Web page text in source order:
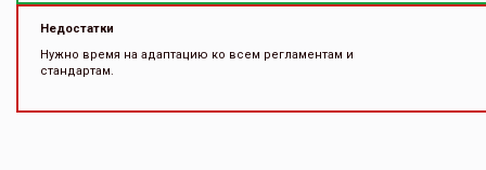
Недостатки
Нужно время на адаптацию ко всем регламентам и
стандартам.